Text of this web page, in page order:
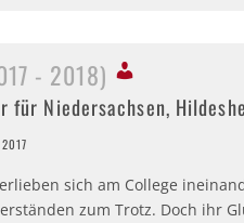
- 2018)
für Niedersachsen,
sich am College
zum Trotz. Doch ihr